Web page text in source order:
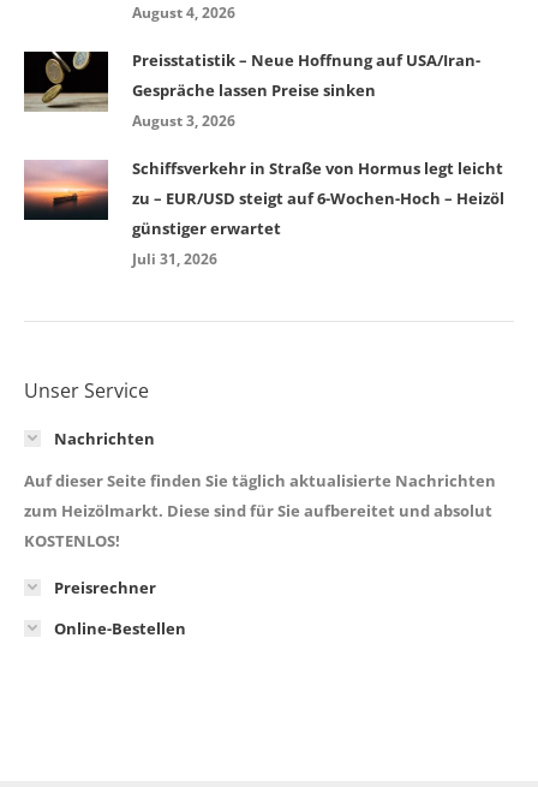
August 4, 2026
Preisstatistik – Neue Hoffnung auf USA/Iran-
Gespräche lassen Preise sinken
August 3, 2026
Schiffsverkehr in Straße von Hormus legt leicht
zu – EUR/USD steigt auf 6-Wochen-Hoch – Heizöl
günstiger erwartet
Juli 31, 2026
Unser Service
Nachrichten
Auf dieser Seite finden Sie täglich aktualisierte Nachrichten
zum Heizölmarkt. Diese sind für Sie aufbereitet und absolut
KOSTENLOS!
Preisrechner
Online-Bestellen